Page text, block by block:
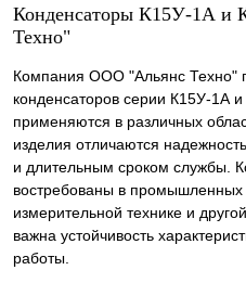
Конденсаторы К15У-1А и
Техно"
Компания ООО "Альянс Техно"
конденсаторов серии К15У-1А
применяются в различных
изделия отличаются
и длительным сроком службы.
востребованы в промышленных
измерительной технике и
важна устойчивость
работы.